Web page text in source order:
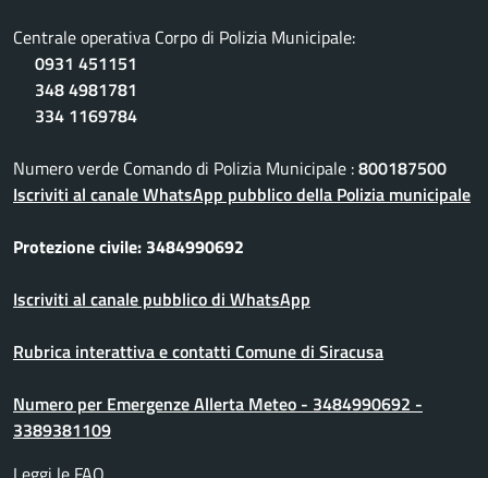
Centrale operativa Corpo di Polizia Municipale:
0931 451151
348 4981781
334 1169784
Numero verde Comando di Polizia Municipale :800187500
Iscriviti al canale WhatsApp pubblico della Polizia municipale
Protezione civile: 3484990692
Iscriviti al canale pubblico di WhatsApp
Rubrica interattiva e contatti Comune di Siracusa
Numero per Emergenze Allerta Meteo - 3484990692 -
3389381109